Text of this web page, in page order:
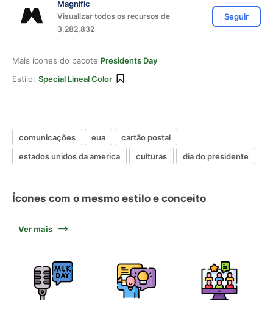
Magnific
Visualizar todos os recursos de
3,282,832
Seguir
Mais ícones do pacote Presidents Day
Estilo: Special Lineal Color
comunicações eua
cartão postal
estados unidos da america
culturas dia do presidente
Ícones com o mesmo estilo e conceito
Ver mais